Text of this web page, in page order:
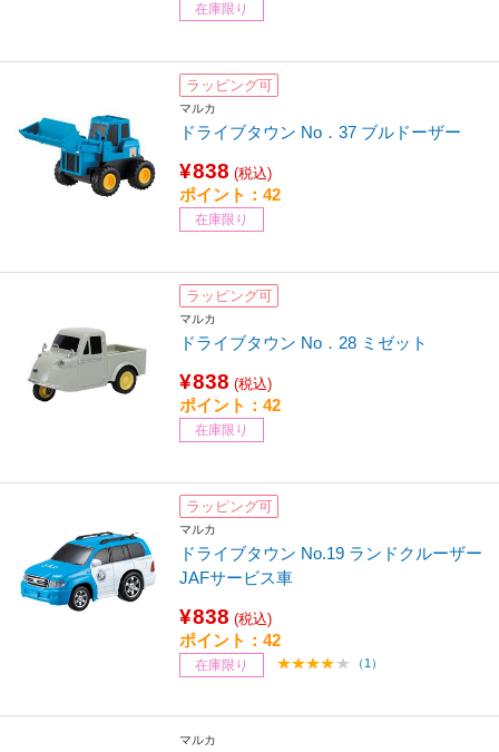
在庫限り
ラッピング可
マルカ
ドライブタウン No．37 ブルドーザー
¥838 (税込)
ポイント：42
在庫限り
ラッピング可
マルカ
ドライブタウン No．28 ミゼット
¥838 (税込)
ポイント：42
在庫限り
ラッピング可
マルカ
ドライブタウン No.19 ランドクルーザー
JAFサービス車
¥838 (税込)
ポイント：42
在庫限り （1）
マルカ